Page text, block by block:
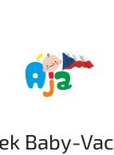
Baby-Vac